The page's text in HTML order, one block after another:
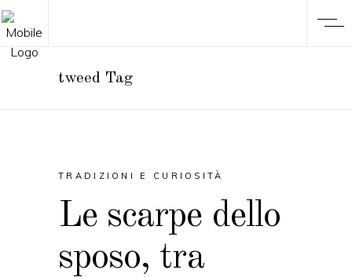
tweed Tag
TRADIZIONI E CURIOSITÀ
Le scarpe dello
sposo, tra